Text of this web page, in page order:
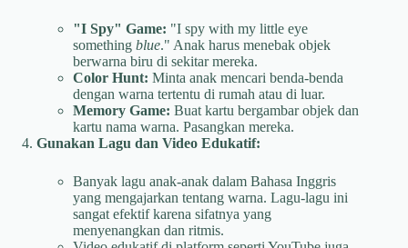
"I Spy" Game: "I spy with my little eye
something blue." Anak harus menebak objek
berwarna biru di sekitar mereka.
Color Hunt: Minta anak mencari benda-benda
dengan warna tertentu di rumah atau di luar.
Memory Game: Buat kartu bergambar objek dan
kartu nama warna. Pasangkan mereka.
Gunakan Lagu dan Video Edukatif:
Banyak lagu anak-anak dalam Bahasa Inggris
yang mengajarkan tentang warna. Lagu-lagu ini
sangat efektif karena sifatnya yang
menyenangkan dan ritmis.